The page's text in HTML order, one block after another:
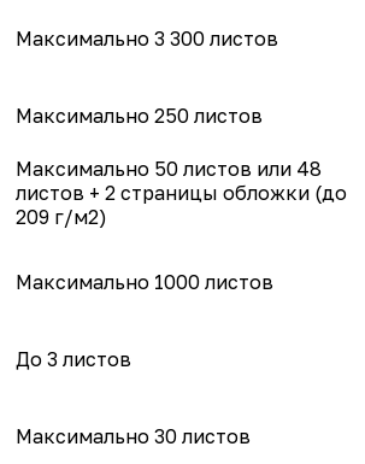
Максимально 3 300 листов
Максимально 250 листов
Максимально 50 листов или 48
листов + 2 страницы обложки (до
209 г/м2)
Максимально 1000 листов
До 3 листов
Максимально 30 листов